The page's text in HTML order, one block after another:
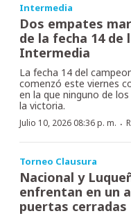
Intermedia
Dos empates
de la fecha 14 de
Intermedia
La fecha 14 del
comenzó este viernes
en la que ninguno de
la victoria.
Julio 10, 2026 08:36 p. m. ·
Torneo Clausura
Nacional y
enfrentan en un
puertas cerradas